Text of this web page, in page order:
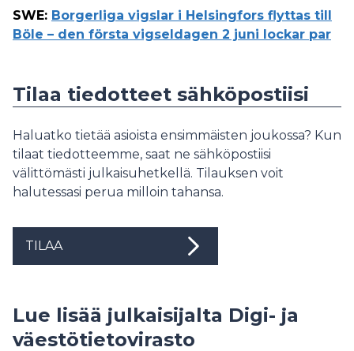
SWE: Borgerliga vigslar i Helsingfors flyttas till
Böle – den första vigseldagen 2 juni lockar par
Tilaa tiedotteet sähköpostiisi
Haluatko tietää asioista ensimmäisten joukossa? Kun
tilaat tiedotteemme, saat ne sähköpostiisi
välittömästi julkaisuhetkellä. Tilauksen voit
halutessasi perua milloin tahansa.
TILAA
Lue lisää julkaisijalta Digi- ja
väestötietovirasto